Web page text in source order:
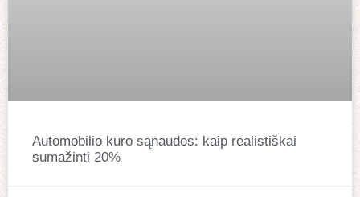
Automobilio kuro sąnaudos: kaip realistiškai
sumažinti 20%